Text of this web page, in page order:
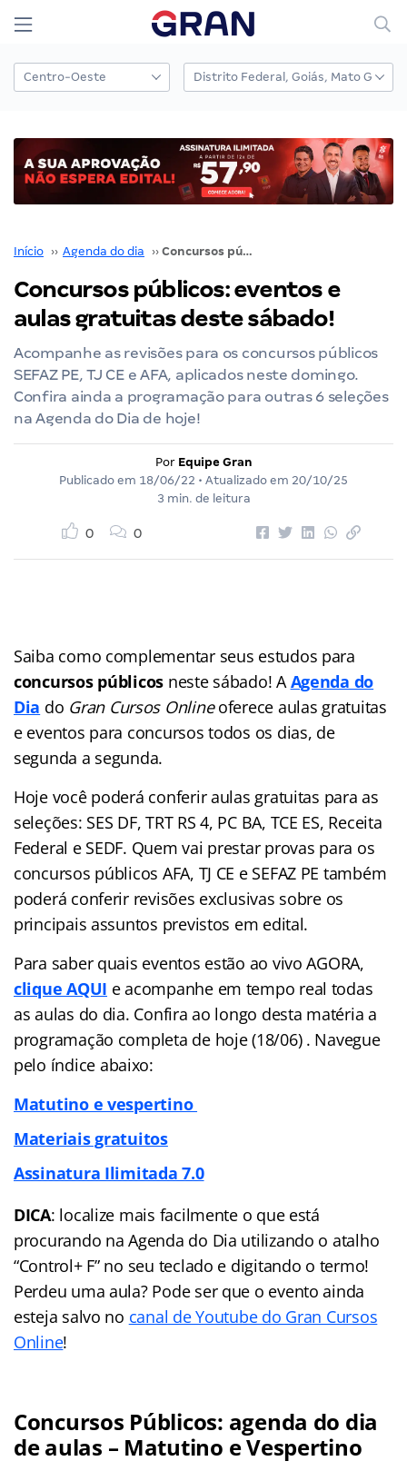
Início ›› Agenda do dia ›› Concursos públicos: eventos e aulas gratuitas deste sábado!
Concursos públicos: eventos e
aulas gratuitas deste sábado!
Acompanhe as revisões para os concursos públicos
SEFAZ PE, TJ CE e AFA, aplicados neste domingo.
Confira ainda a programação para outras 6 seleções
na Agenda do Dia de hoje!
Por Equipe Gran
Publicado em 18/06/22 • Atualizado em 20/10/25
3 min. de leitura
0 0
Saiba como complementar seus estudos para
concursos públicos neste sábado! AAgenda do
Dia do Gran Cursos Onlineoferece aulas gratuitas
e eventos para concursos todos os dias, de
segunda a segunda.
Hoje você poderá conferir aulas gratuitas para as
seleções: SES DF, TRT RS 4, PC BA, TCE ES, Receita
Federal e SEDF. Quem vai prestar provas para os
concursos públicos AFA, TJ CE e SEFAZ PE também
poderá conferir revisões exclusivas sobre os
principais assuntos previstos em edital.
Para saber quais eventos estão ao vivo AGORA,
clique AQUI e acompanhe em tempo real todas
as aulas do dia. Confira ao longo desta matéria a
programação completa de hoje (18/06) . Navegue
pelo índice abaixo:
Matutino e vespertino
Materiais gratuitos
Assinatura Ilimitada 7.0
DICA: localize mais facilmente o que está
procurando na Agenda do Dia utilizando o atalho
“Control+ F” no seu teclado e digitando o termo!
Perdeu uma aula? Pode ser que o evento ainda
esteja salvo no canal de Youtube do Gran Cursos
Online!
Concursos Públicos: agenda do dia
de aulas – Matutino e Vespertino